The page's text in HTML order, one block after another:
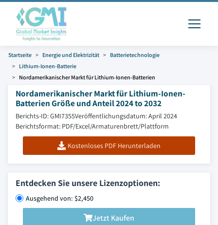
Startseite Energie und Elektrizität
Batterietechnologie
Lithium-Ionen-Batterie
Nordamerikanischer Markt für Lithium-Ionen-Batterien
Nordamerikanischer Markt für Lithium-Ionen-
Batterien Größe und Anteil 2024 to 2032
Berichts-ID: GMI7355Veröffentlichungsdatum: April 2024
Berichtsformat: PDF/Excel/Armaturenbrett/Plattform
Kostenloses PDF Herunterladen
Entdecken Sie unsere Lizenzoptionen:
Ausgehend von: $2,450
Jetzt Kaufen